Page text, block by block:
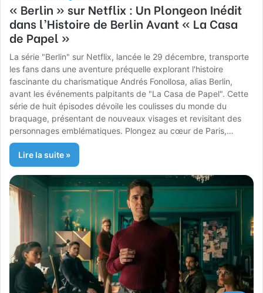
« Berlin » sur Netflix : Un Plongeon Inédit
dans l’Histoire de Berlin Avant « La Casa
de Papel »
La série "Berlin" sur Netflix, lancée le 29 décembre, transporte
les fans dans une aventure préquelle explorant l'histoire
fascinante du charismatique Andrés Fonollosa, alias Berlin,
avant les événements palpitants de "La Casa de Papel". Cette
série de huit épisodes dévoile les coulisses du monde du
braquage, présentant de nouveaux visages et revisitant des
personnages emblématiques. Plongez au cœur de Paris,…
Lire la suite »